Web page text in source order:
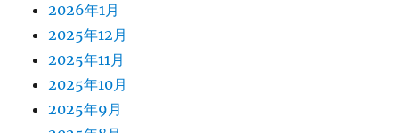
2026年1月
2025年12月
2025年11月
2025年10月
2025年9月